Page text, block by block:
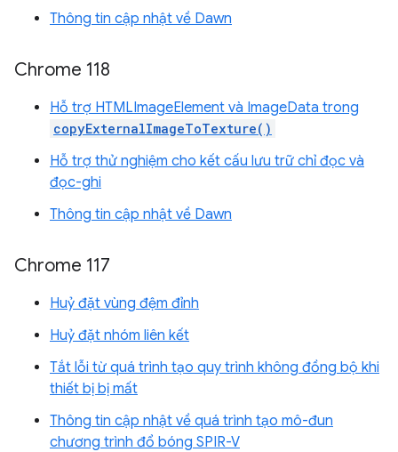
Thông tin cập nhật về Dawn
Chrome 118
Hỗ trợ HTMLImageElement và ImageData trong
copyExternalImageToTexture()
Hỗ trợ thử nghiệm cho kết cấu lưu trữ chỉ đọc và
đọc-ghi
Thông tin cập nhật về Dawn
Chrome 117
Huỷ đặt vùng đệm đỉnh
Huỷ đặt nhóm liên kết
Tắt lỗi từ quá trình tạo quy trình không đồng bộ khi
thiết bị bị mất
Thông tin cập nhật về quá trình tạo mô-đun
chương trình đổ bóng SPIR-V